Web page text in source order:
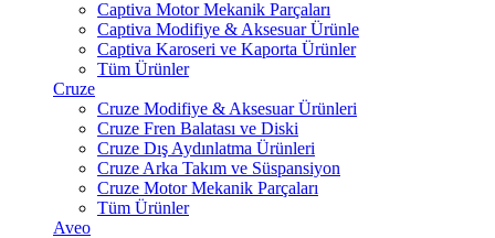
Captiva Motor Mekanik Parçaları
Captiva Modifiye & Aksesuar Ürünle
Captiva Karoseri ve Kaporta Ürünler
Tüm Ürünler
Cruze
Cruze Modifiye & Aksesuar Ürünleri
Cruze Fren Balatası ve Diski
Cruze Dış Aydınlatma Ürünleri
Cruze Arka Takım ve Süspansiyon
Cruze Motor Mekanik Parçaları
Tüm Ürünler
Aveo